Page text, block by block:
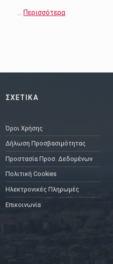
… Περισσότερα
ΣΧΕΤΙΚΑ
Όροι Χρήσης
Δήλωση Προσβασιμότητας
Προστασία Προσ. Δεδομένων
Πολιτική Cookies
Ηλεκτρονικές Πληρωμές
Επικοινωνία